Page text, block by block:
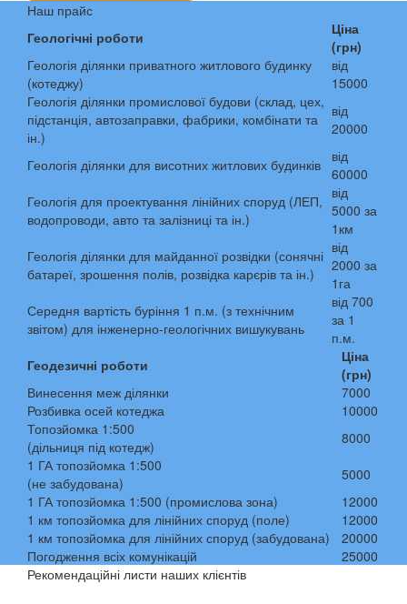
Наш прайс
Геологічні роботи
Ціна
(грн)
Геологія ділянки приватного житлового будинку
(котеджу)
від
15000
Геологія ділянки промислової будови (склад, цех,
підстанція, автозаправки, фабрики, комбінати та
ін.)
від
20000
Геологія ділянки для висотних житлових будинків
від
60000
Геологія для проектування лінійних споруд (ЛЕП,
водопроводи, авто та залізниці та ін.)
від
5000 за
1км
Геологія ділянки для майданної розвідки (сонячні
батареї, зрошення полів, розвідка карєрів та ін.)
від
2000 за
1га
Середня вартість буріння 1 п.м. (з технічним
звітом) для інженерно-геологічних вишукувань
від 700
за 1
п.м.
Геодезичні роботи
Ціна
(грн)
Винесення меж ділянки
7000
Розбивка осей котеджа
10000
Топозйомка 1:500
(дільниця під котедж)
8000
1 ГА топозйомка 1:500
(не забудована)
5000
1 ГА топозйомка 1:500 (промислова зона)
12000
1 км топозйомка для лінійних споруд (поле)
12000
1 км топозйомка для лінійних споруд (забудована)
20000
Погодження всіх комунікацій
25000
Рекомендаційні листи наших клієнтів